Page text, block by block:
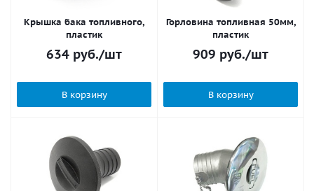
Крышка бака топливного,
пластик
634 руб./шт
В корзину
Горловина топливная 50мм,
пластик
909 руб./шт
В корзину